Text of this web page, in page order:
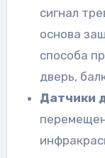
сигнал
основа
способа
дверь,
Датчики